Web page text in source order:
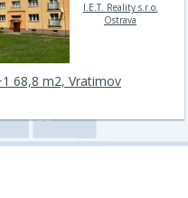
I.E.T. Reality s.r.o.
Ostrava
68,8 m2, Vratimov